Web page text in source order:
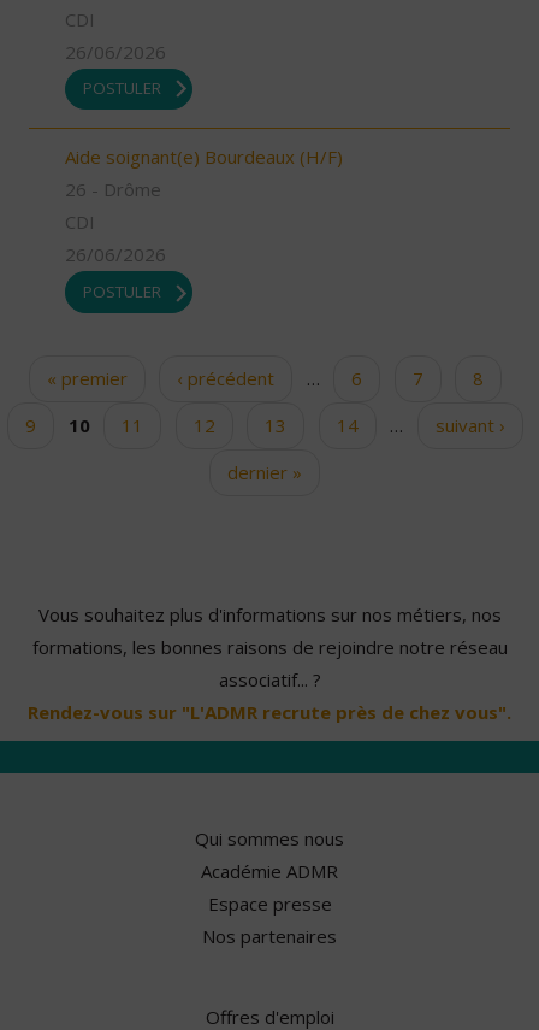
CDI
26/06/2026
POSTULER
Aide soignant(e) Bourdeaux (H/F)
26 - Drôme
CDI
26/06/2026
POSTULER
Pages« premier ‹ précédent … 6 7
8
9
10 11 12 13 14 …
suivant ›
dernier »
Vous souhaitez plus d'informations sur nos métiers, nos
formations, les bonnes raisons de rejoindre notre réseau
associatif... ?
Rendez-vous sur "L'ADMR recrute près de chez vous".
Qui sommes nous
Académie ADMR
Espace presse
Nos partenaires
Offres d'emploi